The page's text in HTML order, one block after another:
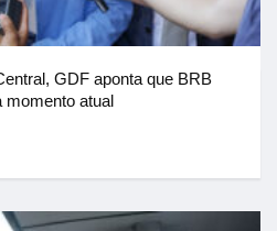
GDF aponta que BRB
momento atual